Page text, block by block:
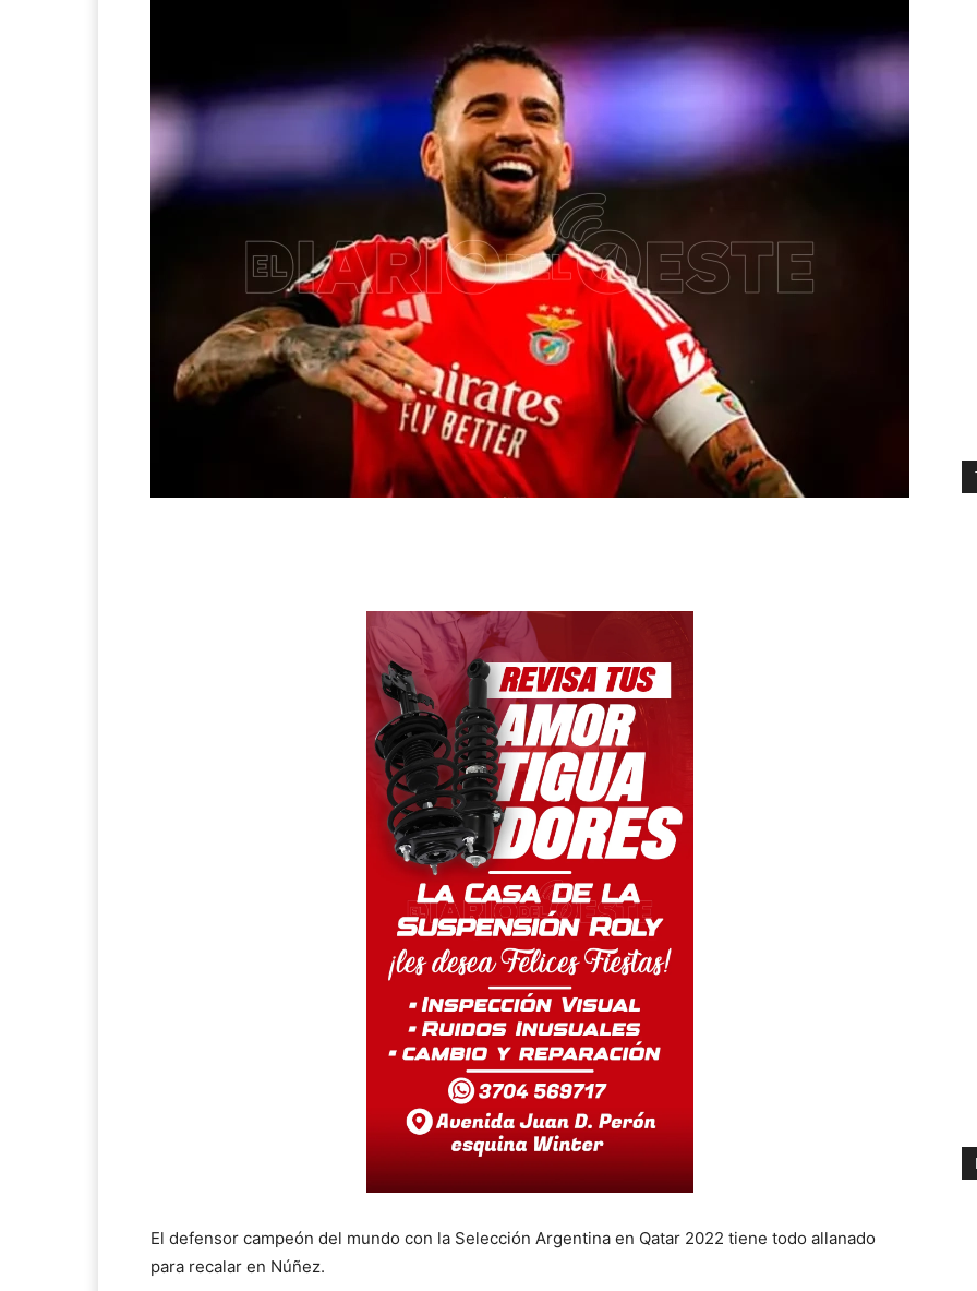
El defensor campeón del mundo con la Selección Argentina en Qatar 2022 tiene todo allanado
para recalar en Núñez.